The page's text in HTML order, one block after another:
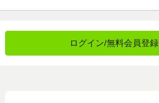
ログイン/無料会員登録